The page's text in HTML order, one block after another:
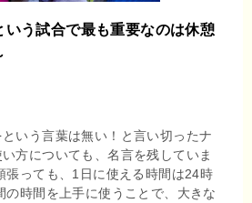
いう試合で最も重要なのは休憩
いう言葉は無い！と言い切ったナ
方についても、名言を残していま
張っても、1日に使える時間は24時
の時間を上手に使うことで、大きな